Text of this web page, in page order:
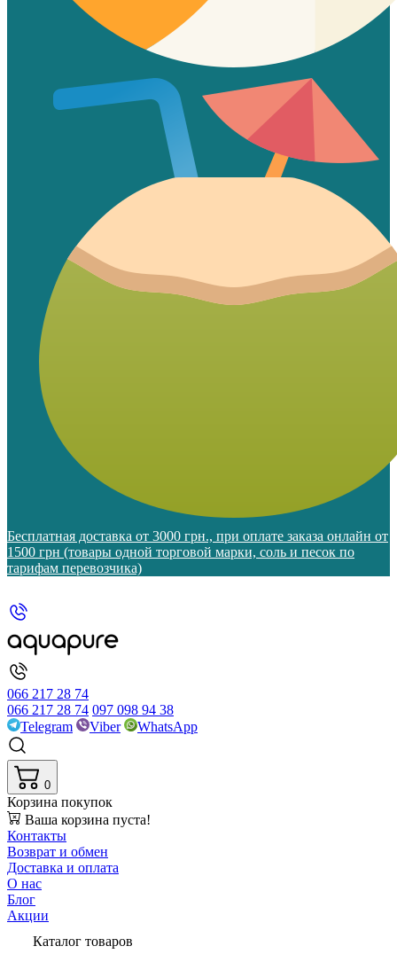
Бесплатная доставка от 3000 грн., при оплате заказа онлайн от
1500 грн (товары одной торговой марки, соль и песок по
тарифам перевозчика)
066 217 28 74
066 217 28 74 097 098 94 38
Telegram
Viber WhatsApp
0
Корзина покупок
Ваша корзина пуста!
Контакты
Возврат и обмен
Доставка и оплата
О нас
Блог
Акции
Каталог товаров